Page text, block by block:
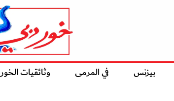
بيزنس في المرمى وثائقيات الخور